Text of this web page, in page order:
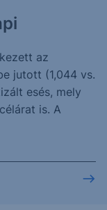
az
jutott (1,044 vs.
esés, mely
is. A